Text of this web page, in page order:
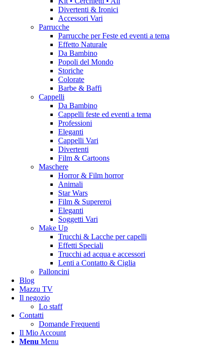
Divertenti & Ironici
Accessori Vari
Parrucche
Parrucche per Feste ed eventi a tema
Effetto Naturale
Da Bambino
Popoli del Mondo
Storiche
Colorate
Barbe & Baffi
Cappelli
Da Bambino
Cappelli feste ed eventi a tema
Professioni
Eleganti
Cappelli Vari
Divertenti
Film & Cartoons
Maschere
Horror & Film horror
Animali
Star Wars
Film & Supereroi
Eleganti
Soggetti Vari
Make Up
Trucchi & Lacche per capelli
Effetti Speciali
Trucchi ad acqua e accessori
Lenti a Contatto & Ciglia
Palloncini
Blog
Mazzu TV
Il negozio
Lo staff
Contatti
Domande Frequenti
Il Mio Account
Menu Menu